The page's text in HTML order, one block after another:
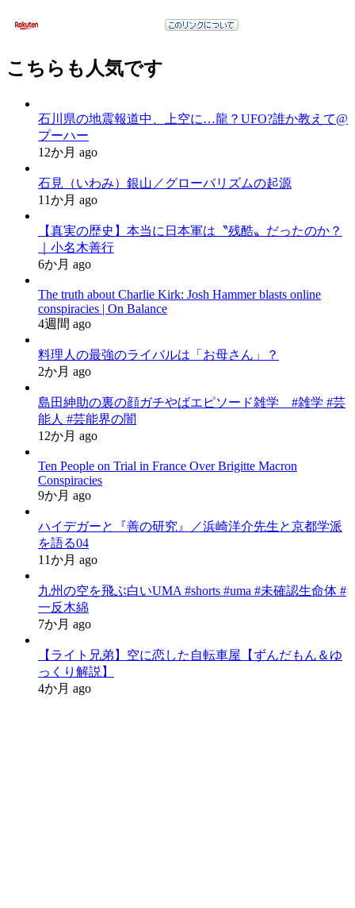
こちらも人気です
石川県の地震報道中、上空に…龍？UFO?誰か教えて@
プーハー
12か月 ago
石見（いわみ）銀山／グローバリズムの起源
11か月 ago
【真実の歴史】本当に日本軍は〝残酷〟だったのか？
｜小名木善行
6か月 ago
The truth about Charlie Kirk: Josh Hammer blasts online
conspiracies | On Balance
4週間 ago
料理人の最強のライバルは「お母さん」？
2か月 ago
島田紳助の裏の顔ガチやばエピソード雑学 #雑学 #芸
能人 #芸能界の闇
12か月 ago
Ten People on Trial in France Over Brigitte Macron
Conspiracies
9か月 ago
ハイデガーと『善の研究』／浜崎洋介先生と京都学派
を語る04
11か月 ago
九州の空を飛ぶ白いUMA #shorts #uma #未確認生命体 #
一反木綿
7か月 ago
【ライト兄弟】空に恋した自転車屋【ずんだもん＆ゆ
っくり解説】
4か月 ago